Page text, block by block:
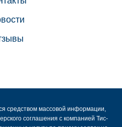
средством массовой информации,
соглашения с компанией Тис-